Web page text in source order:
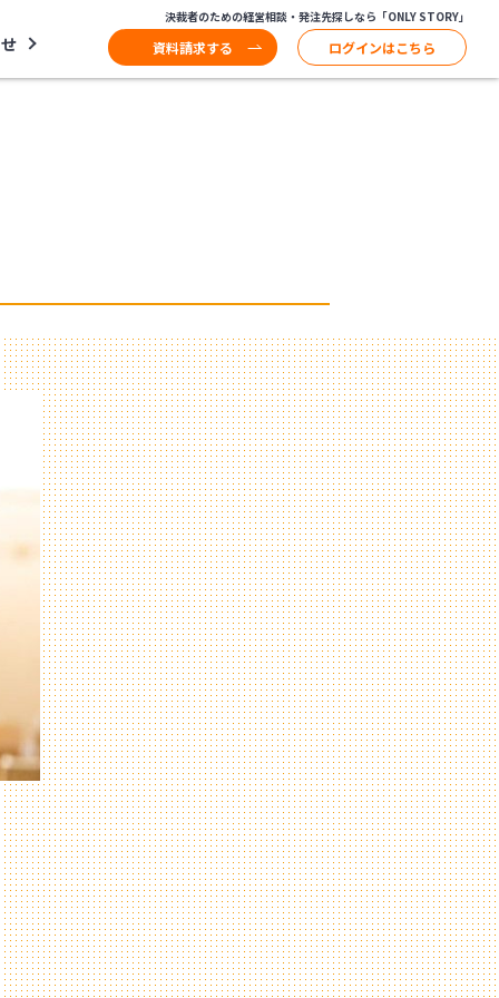
決裁者のための経営相談・発注先探しなら「ONLY STORY」
資料請求する ログインはこちら